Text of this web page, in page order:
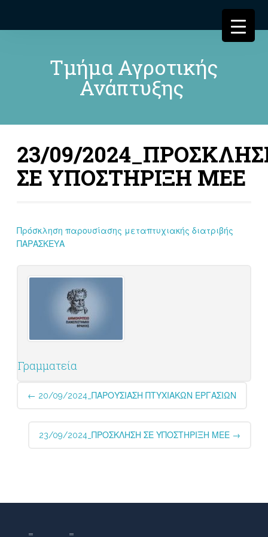
Τμήμα Αγροτικής
Ανάπτυξης
23/09/
ΣΕ ΥΠΟΣΤΗΡΙΞΗ ΜΕΕ
Πρόσκληση παρουσίασης μεταπτυχιακής διατριβής
ΠΑΡΑΣΚΕΥΑ
Γραμματεία
Post
navigation
← 20/09/2024_ΠΑΡΟΥΣΙΑΣΗ ΠΤΥΧΙΑΚΩΝ ΕΡΓΑΣΙΩΝ
23/09/2024_ΠΡΟΣΚΛΗΣΗ ΣΕ ΥΠΟΣΤΗΡΙΞΗ ΜΕΕ →